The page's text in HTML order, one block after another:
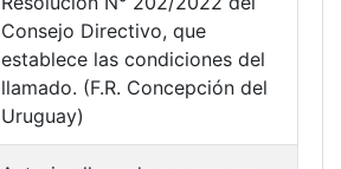
Consejo Directivo, que
establece las condiciones del
llamado. (F.R. Concepción del
Uruguay)